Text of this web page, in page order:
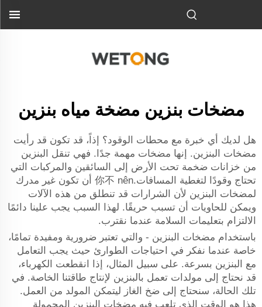
مضخات بنزين مضخة مياه بنزين
هل لديك أي خبرة مع محطات الوقود؟ إذاً، قد تكون قد رأيت
مضخات البنزين. إنها مضخات مهمة جدًا. فهي تنقل البنزين
من خزانات ضخمة تحت الأرض إلى السائقين والمركبات التي
تحتاج وقودًا لتغطية المسافات.你不 nên أن تكون غير مدرك
لمضخات البنزين لأن الشرارات قد تنطلق من هذه الآلات
ويمكن للحاويات أن تسبب حريقًا. لهذا السبب يجب علينا دائمًا
الالتزام بتعليمات السلامة عندما نقترب.
باستخدام مضخات البنزين - والتي تعتبر ضرورية ومفيدة تمامًا،
خاصة عندما نفكر في احتياجات الطوارئ حيث يجب التعامل
مع البنزين بسرعة. على سبيل المثال، إذا انقطعت الكهرباء،
قد نحتاج إلى مولدات تعمل بالبنزين لإنتاج طاقتنا الخاصة. في
تلك الحالة، سنحتاج إلى ضخ الغاز ليتمكن المولد من العمل.
هذا هو الوقت الذي تلعب فيه مضخات البنزين المحمولة